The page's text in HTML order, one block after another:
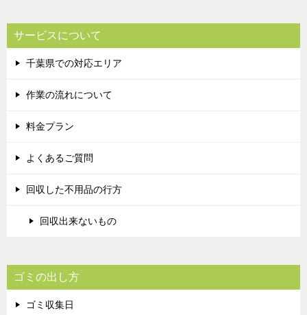
サービスについて
千葉県での対応エリア
作業の流れについて
料金プラン
よくあるご質問
回収した不用品の行方
回収出来ないもの
ゴミの出し方
ゴミ収集日